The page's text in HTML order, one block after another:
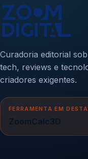
Curadoria editorial
tech, reviews e
criadores exigentes.
FERRAMENTA EM
ZoomCalc3D